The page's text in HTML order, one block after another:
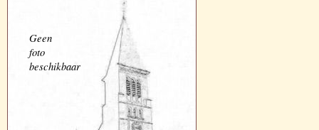
Geen
foto
beschikbaar